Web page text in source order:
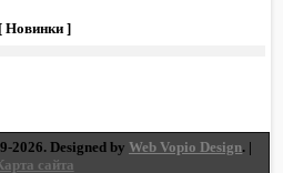
[ Новинки ]
2026. Designed byWeb Vopio Design. |
сайта